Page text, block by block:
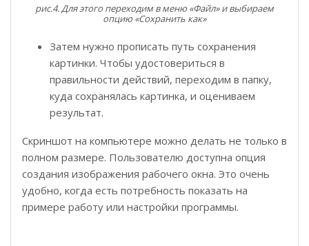
рис.4. Для этого переходим в меню «Файл» и выбираем
опцию «Сохранить как»
Затем нужно прописать путь сохранения
картинки. Чтобы удостовериться в
правильности действий, переходим в папку,
куда сохранялась картинка, и оцениваем
результат.
Скриншот на компьютере можно делать не только в
полном размере. Пользователю доступна опция
создания изображения рабочего окна. Это очень
удобно, когда есть потребность показать на
примере работу или настройки программы.